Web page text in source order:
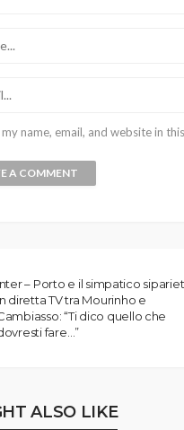
my name, email, and website in
– Porto e il simpatico
diretta TV tra Mourinho e
“Ti dico quello che
fare…”
ALSO LIKE